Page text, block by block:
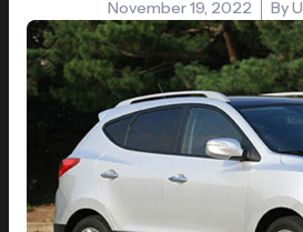
November 19, 2022 By